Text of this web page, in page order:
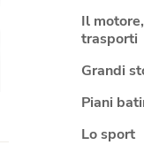
Il
trasporti
Grandi
Piani
Lo sport